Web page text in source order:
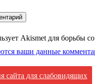
Akismet для борьбы
ваши данные
сайта для слабовидящих